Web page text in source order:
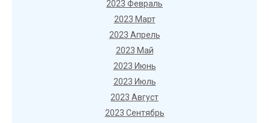
2023 Февраль
2023 Март
2023 Апрель
2023 Май
2023 Июнь
2023 Июль
2023 Август
2023 Сентябрь